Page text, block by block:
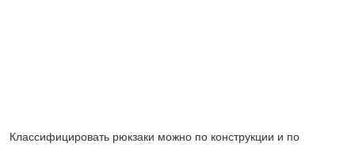
Классифицировать рюкзаки можно по конструкции и по